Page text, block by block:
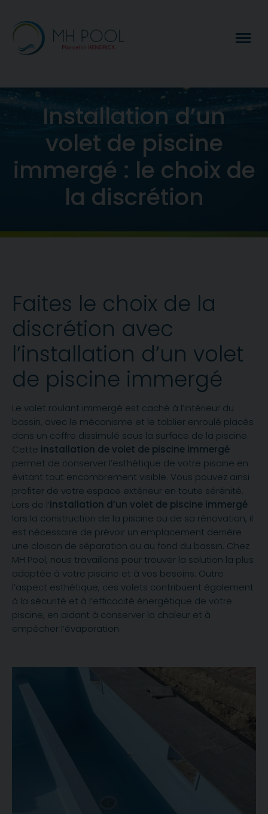
Installation d’un
volet de piscine
immergé : le choix de
la discrétion
Faites le choix de la
discrétion avec
l’installation d’un volet
de piscine immergé
Le volet roulant immergé est caché à l’intérieur du
bassin, avec le mécanisme et le tablier enroulé placés
dans un coffre dissimulé sous la surface de la piscine.
Cette installation devolet de piscine immergé
permet de conserver l’esthétique de votre piscine en
évitant tout encombrement visible. Vous pouvez ainsi
profiter de votre espace extérieur en toute sérénité.
Lors de l’installation d’un volet de piscine immergé
lors la construction de la piscine ou de sa rénovation, il
est nécessaire de prévoir un emplacement derrière
une cloison de séparation ou au fond du bassin. Chez
MH Pool, nous travaillons pour trouver la solution la plus
adaptée à votre piscine et à vos besoins. Outre
l’aspect esthétique, ces volets contribuent également
à la sécurité et à l’efficacité énergétique de votre
piscine, en aidant à conserver la chaleur et à
empêcher l’évaporation.